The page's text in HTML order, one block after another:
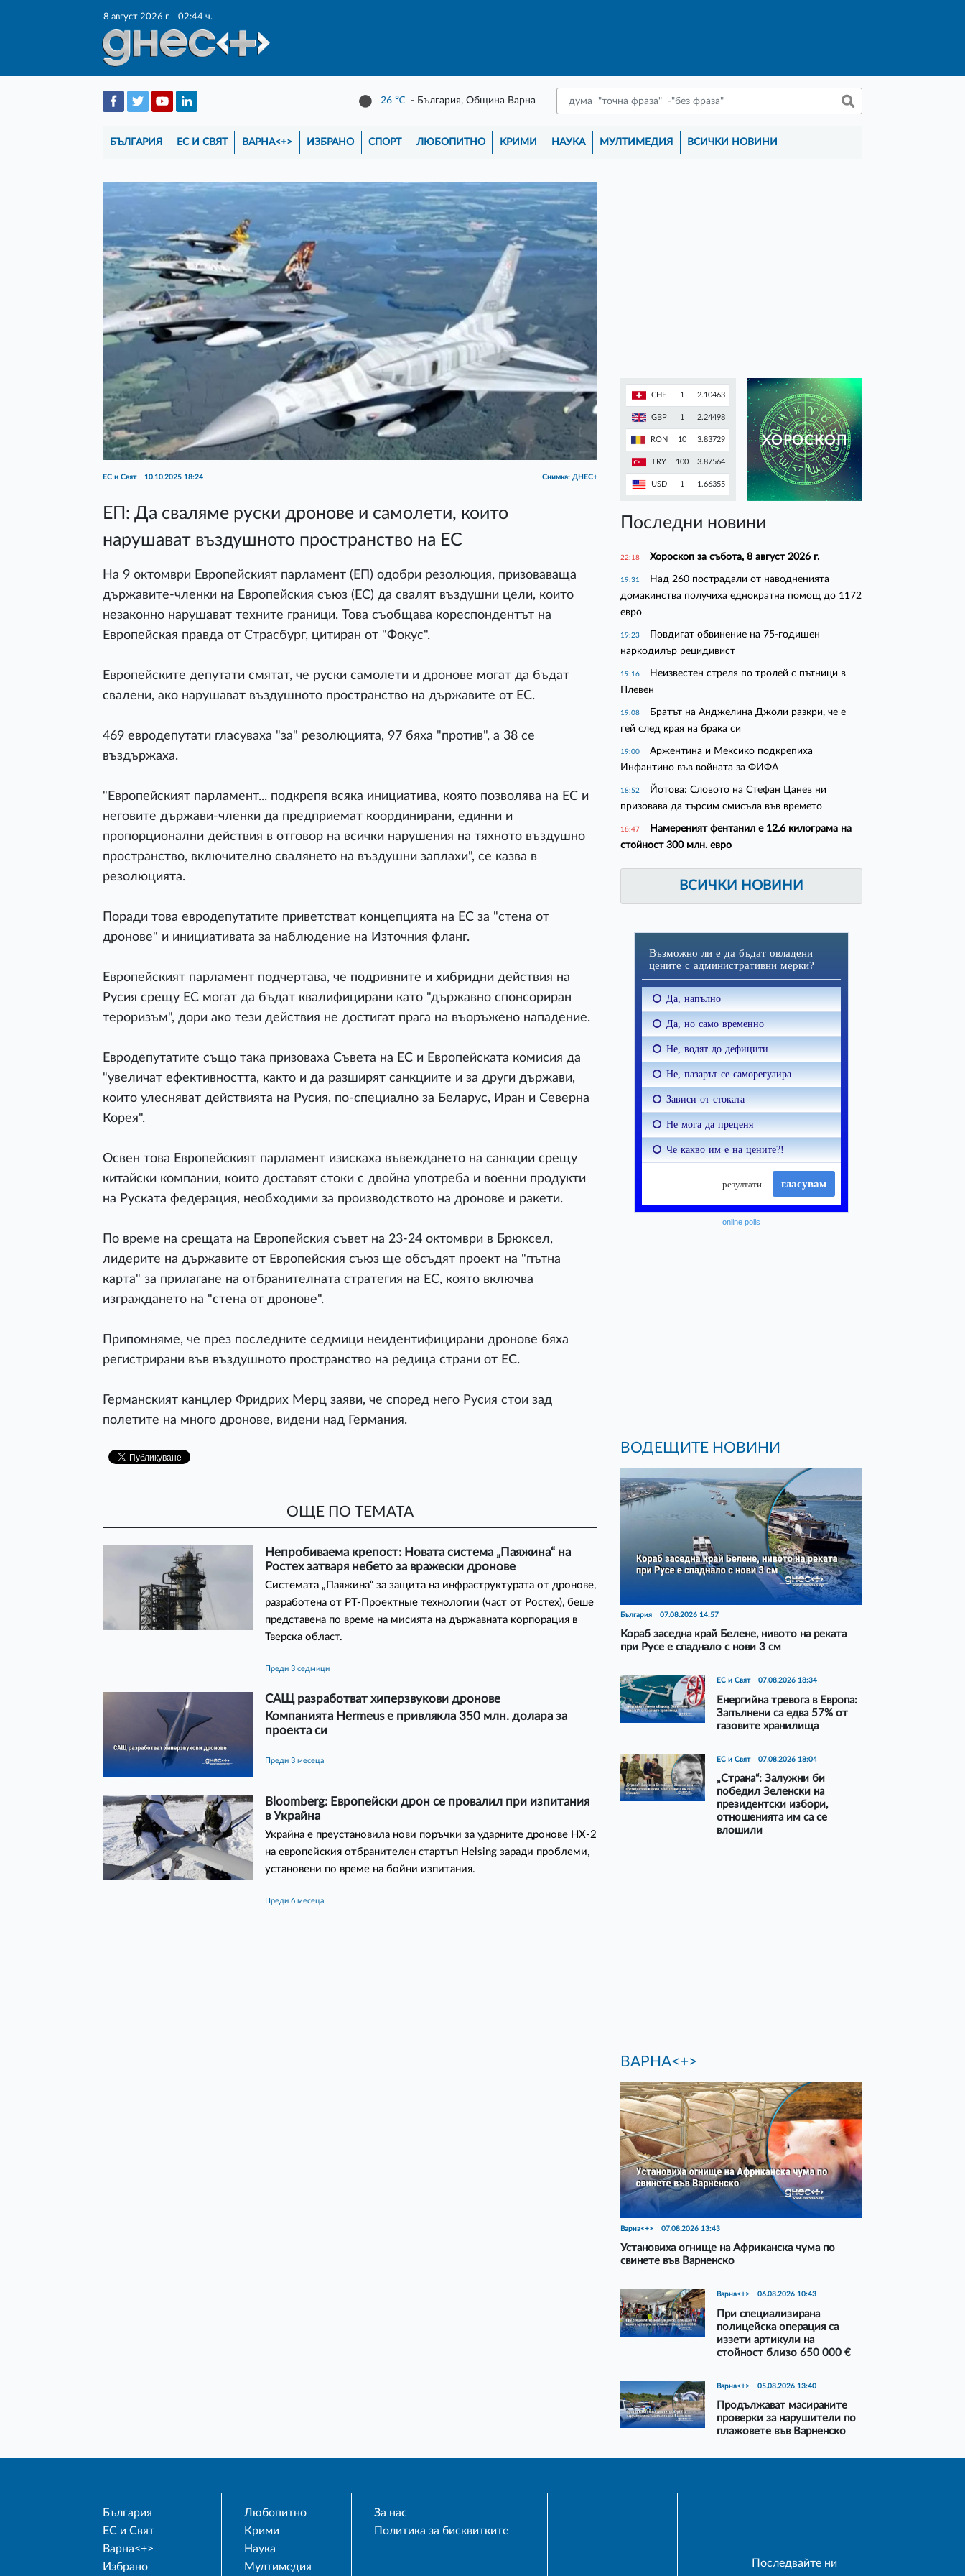
8 август 2026 г. 02:44 ч.
26 ℃ - България, Община Варна
БЪЛГАРИЯ ЕС И СВЯТ ВАРНА<+> ИЗБРАНО СПОРТ ЛЮБОПИТНО КРИМИ НАУКА МУЛТИМЕДИЯ ВСИЧКИ НОВИНИ
ЕС и Свят 10.10.2025 18:24 Снимка: ДНЕС+
ЕП: Да сваляме руски дронове и самолети, които
нарушават въздушното пространство на ЕС
На 9 октомври Европейският парламент (ЕП) одобри резолюция, призоваваща
държавите-членки на Европейския съюз (ЕС) да свалят въздушни цели, които
незаконно нарушават техните граници. Това съобщава кореспондентът на
Европейская правда от Страсбург, цитиран от "Фокус".
Европейските депутати смятат, че руски самолети и дронове могат да бъдат
свалени, ако нарушават въздушното пространство на държавите от ЕС.
469 евродепутати гласуваха "за" резолюцията, 97 бяха "против", а 38 се
въздържаха.
"Европейският парламент... подкрепя всяка инициатива, която позволява на ЕС и
неговите държави-членки да предприемат координирани, единни и
пропорционални действия в отговор на всички нарушения на тяхното въздушно
пространство, включително свалянето на въздушни заплахи", се казва в
резолюцията.
Поради това евродепутатите приветстват концепцията на ЕС за "стена от
дронове" и инициативата за наблюдение на Източния фланг.
Европейският парламент подчертава, че подривните и хибридни действия на
Русия срещу ЕС могат да бъдат квалифицирани като "държавно спонсориран
тероризъм", дори ако тези действия не достигат прага на въоръжено нападение.
Евродепутатите също така призоваха Съвета на ЕС и Европейската комисия да
"увеличат ефективността, както и да разширят санкциите и за други държави,
които улесняват действията на Русия, по-специално за Беларус, Иран и Северна
Корея".
Освен това Европейският парламент изискаха въвеждането на санкции срещу
китайски компании, които доставят стоки с двойна употреба и военни продукти
на Руската федерация, необходими за производството на дронове и ракети.
По време на срещата на Европейския съвет на 23-24 октомври в Брюксел,
лидерите на държавите от Европейския съюз ще обсъдят проект на "пътна
карта" за прилагане на отбранителната стратегия на ЕС, която включва
изграждането на "стена от дронове".
Припомняме, че през последните седмици неидентифицирани дронове бяха
регистрирани във въздушното пространство на редица страни от ЕС.
Германският канцлер Фридрих Мерц заяви, че според него Русия стои зад
полетите на много дронове, видени над Германия.
ОЩЕ ПО ТЕМАТА
Непробиваема крепост: Новата система „Паяжина“ на
Ростех затваря небето за вражески дронове
Системата „Паяжина“ за защита на инфраструктурата от дронове,
разработена от РТ-Проектные технологии (част от Ростех), беше
представена по време на мисията на държавната корпорация в
Тверска област.
преди 3 седмици
САЩ разработват хиперзвукови дронове
Компанията Hermeus е привлякла 350 млн. долара за
проекта си
преди 3 месеца
Bloomberg: Европейски дрон се провалил при изпитания
в Украйна
Украйна е преустановила нови поръчки за ударните дронове HX-2
на европейския отбранителен стартъп Helsing заради проблеми,
установени по време на бойни изпитания.
преди 6 месеца
CHF 1 2.10463
GBP 1 2.24498
RON 10 3.83729
TRY 100 3.87564
USD 1 1.66355
ХОРОСКОП
Последни новини
22:18 Хороскоп за събота, 8 август 2026 г.
19:31
Над 260 пострадали от наводненията
домакинства получиха еднократна помощ до 1172
евро
19:23
Повдигат обвинение на 75-годишен
наркодилър рецидивист
19:16
Неизвестен стреля по тролей с пътници в
Плевен
19:08
Братът на Анджелина Джоли разкри, че е
гей след края на брака си
19:00
Аржентина и Мексико подкрепиха
Инфантино във войната за ФИФА
18:52
Йотова: Словото на Стефан Цанев ни
призовава да търсим смисъла във времето
18:47
Намереният фентанил е 12.6 килограма на
стойност 300 млн. евро
ВСИЧКИ НОВИНИ
online polls
ВОДЕЩИТЕ НОВИНИ
България 07.08.2026 14:57
Кораб заседна край Белене, нивото на реката
при Русе е спаднало с нови 3 см
ЕС и Свят 07.08.2026 18:34
Енергийна тревога в Европа:
Запълнени са едва 57% от
газовите хранилища
ЕС и Свят 07.08.2026 18:04
„Страна“: Залужни би
победил Зеленски на
президентски избори,
отношенията им са се
влошили
ВАРНА<+>
Варна<+> 07.08.2026 13:43
Установиха огнище на Африканска чума по
свинете във Варненско
Варна<+> 06.08.2026 10:43
При специализирана
полицейска операция са
иззети артикули на
стойност близо 650 000 €
Варна<+> 05.08.2026 13:40
Продължават масираните
проверки за нарушители по
плажовете във Варненско
България
ЕС и Свят
Варна<+>
Избрано
Любопитно
Крими
Наука
Мултимедия
За нас
Политика за бисквитките
Последвайте ни